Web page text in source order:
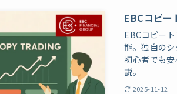
EBCコピー
EBCコピー
能。独自の
初心者でも
説。
2025-11-12